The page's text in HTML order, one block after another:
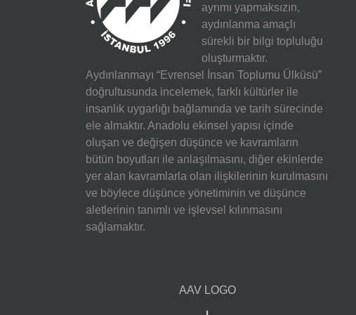
ayrımı yapmaksızın,
aydınlanma amaçlı
sürekli bir bilgi topluluğu
oluşturmaktır.
Aydınlanmayı “Evrensel İnsan Toplumu Ülküsü”
doğrultusunda incelemek, farklı kültürler ile
insanlık uygarlığı bağlamında ve tarih sürecinde
ele almaktır. Anadolu ekinsel yapısı içinde
oluşan ve değişen düşünce ve kavramların
bütün boyutları ile anlaşılmasını, diğer ekinlerde
yer alan kavramlarla olan ilişkilerinin kurulmasını
ve böylece düşünce yönetiminin ve düşünce
aletlerinin tanımlı ve işlevsel kılınmasını
sağlamaktır.
AAV LOGO